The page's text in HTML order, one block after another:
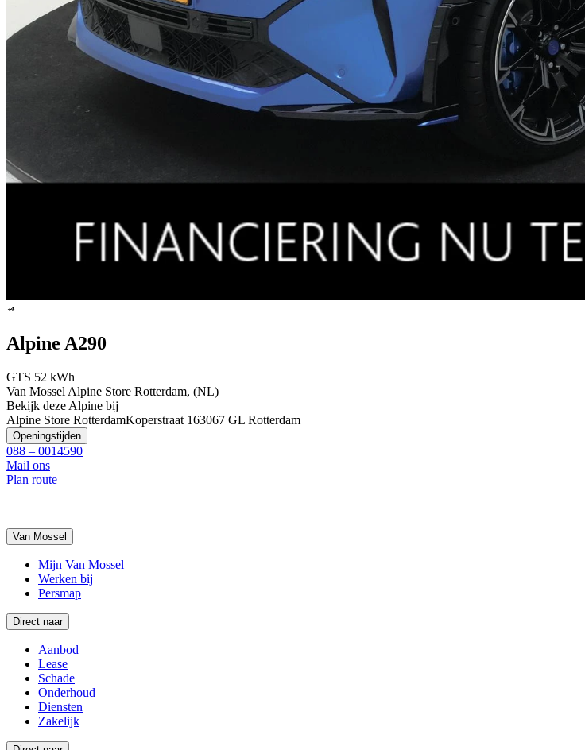
Alpine A290
GTS 52 kWh
Van Mossel Alpine Store Rotterdam, (NL)
Bekijk deze Alpine bij
Alpine Store RotterdamKoperstraat 163067 GL Rotterdam
Openingstijden
088 – 0014590
Mail ons
Plan route
Van Mossel
Mijn Van Mossel
Werken bij
Persmap
Direct naar
Aanbod
Lease
Schade
Onderhoud
Diensten
Zakelijk